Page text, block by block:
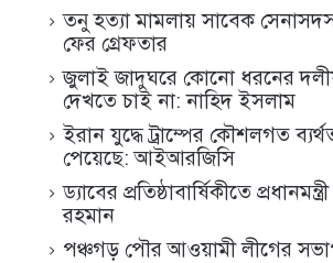
তনু হত্যা মামলায় সাবেক
ফের গ্রেফতার
জুলাই জাদুঘরে কোনো ধরনের
দেখতে চাই না: নাহিদ ইসলাম
ইরান যুদ্ধে ট্রাম্পের কৌশলগত
পেয়েছে: আইআরজিসি
ড্যাবের প্রতিষ্ঠাবার্ষিকীতে
রহমান
পঞ্চগড় পৌর আওয়ামী লীগের